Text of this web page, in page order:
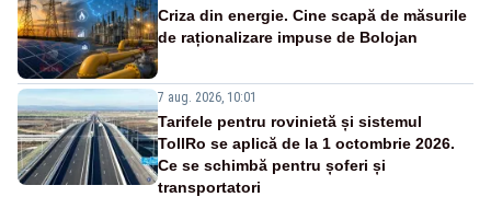
Criza din energie. Cine scapă de măsurile
de raționalizare impuse de Bolojan
7 aug. 2026, 10:01
Tarifele pentru rovinietă și sistemul
TollRo se aplică de la 1 octombrie 2026.
Ce se schimbă pentru șoferi și
transportatori